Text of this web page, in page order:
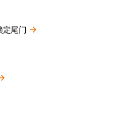
定尾门